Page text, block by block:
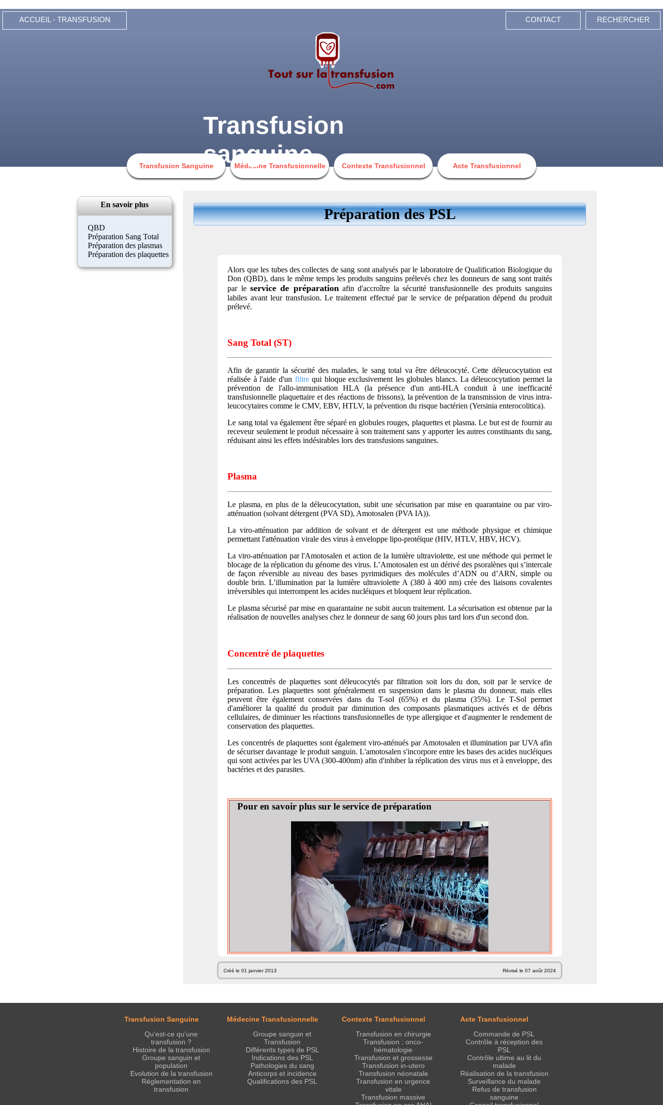
ACCUEIL - TRANSFUSION RECHERCHER
CONTACT
Transfusion
sanguine
Transfusion Sanguine Médecine Transfusionnelle Contexte Transfusionnel Acte Transfusionnel
En savoir plus
QBD
Préparation Sang Total
Préparation des plasmas
Préparation des plaquettes
Préparation des PSL
Alors que les tubes des collectes de sang sont analysés par le laboratoire de Qualification Biologique du
Don (QBD), dans le même temps les produits sanguins prélevés chez les donneurs de sang sont traités
par le service de préparation afin d'accroître la sécurité transfusionnelle des produits sanguins
labiles avant leur transfusion. Le traitement effectué par le service de préparation dépend du produit
prélevé.
Sang Total (ST)
Afin de garantir la sécurité des malades, le sang total va être déleucocyté. Cette déleucocytation est
réalisée à l'aide d'un filtrequi bloque exclusivement les globules blancs. La déleucocytation permet la
prévention de l'allo-immunisation HLA (la présence d'un anti-HLA conduit à une inefficacité
transfusionnelle plaquettaire et des réactions de frissons), la prévention de la transmission de virus intra-
leucocytaires comme le CMV, EBV, HTLV, la prévention du risque bactérien (Yersinia enterocolitica).
Le sang total va également être séparé en globules rouges, plaquettes et plasma. Le but est de fournir au
receveur seulement le produit nécessaire à son traitement sans y apporter les autres constituants du sang,
réduisant ainsi les effets indésirables lors des transfusions sanguines.
Plasma
Le plasma, en plus de la déleucocytation, subit une sécurisation par mise en quarantaine ou par viro-
atténuation (solvant détergent (PVA SD), Amotosalen (PVA IA)).
La viro-atténuation par addition de solvant et de détergent est une méthode physique et chimique
permettant l'atténuation virale des virus à enveloppe lipo-protéïque (HIV, HTLV, HBV, HCV).
La viro-atténuation par l'Amotosalen et action de la lumière ultraviolette, est une méthode qui permet le
blocage de la réplication du génome des virus. L’Amotosalen est un dérivé des psoralènes qui s’intercale
de façon réversible au niveau des bases pyrimidiques des molécules d’ADN ou d’ARN, simple ou
double brin. L’illumination par la lumière ultraviolette A (380 à 400 nm) crée des liaisons covalentes
irréversibles qui interrompent les acides nucléiques et bloquent leur réplication.
Le plasma sécurisé par mise en quarantaine ne subit aucun traitement. La sécurisation est obtenue par la
réalisation de nouvelles analyses chez le donneur de sang 60 jours plus tard lors d'un second don.
Concentré de plaquettes
Les concentrés de plaquettes sont déleucocytés par filtration soit lors du don, soit par le service de
préparation. Les plaquettes sont généralement en suspension dans le plasma du donneur, mais elles
peuvent être également conservées dans du T-sol (65%) et du plasma (35%). Le T-Sol permet
d'améliorer la qualité du produit par diminution des composants plasmatiques activés et de débris
cellulaires, de diminuer les réactions transfusionnelles de type allergique et d'augmenter le rendement de
conservation des plaquettes.
Les concentrés de plaquettes sont également viro-atténués par Amotosalen et illumination par UVA afin
de sécuriser davantage le produit sanguin. L'amotosalen s'incorpore entre les bases des acides nucléiques
qui sont activées par les UVA (300-400nm) afin d'inhiber la réplication des virus nus et à enveloppe, des
bactéries et des parasites.
Pour en savoir plus sur le service de préparation
Créé le 01 janvier 2013 Révisé le 07 août 2024
Transfusion Sanguine
Qu'est-ce qu'une
transfusion ?
Histoire de la transfusion
Groupe sanguin et
population
Evolution de la transfusion
Réglementation en
transfusion
Médecine Transfusionnelle
Groupe sanguin et
Transfusion
Différents types de PSL
Indications des PSL
Pathologies du sang
Anticorps et incidence
Qualifications des PSL
Contexte Transfusionnel
Transfusion en chirurgie
Transfusion : onco-
hématologie
Transfusion et grossesse
Transfusion in-utero
Transfusion néonatale
Transfusion en urgence
vitale
Transfusion massive
Acte Transfusionnel
Commande de PSL
Contrôle à réception des
PSL
Contrôle ultime au lit du
malade
Réalisation de la transfusion
Surveillance du malade
Refus de transfusion
sanguine